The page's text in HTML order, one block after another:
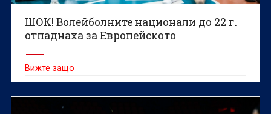
ШОК! Волейболните национали до 22 г.
отпаднаха за Европейското
Вижте защо